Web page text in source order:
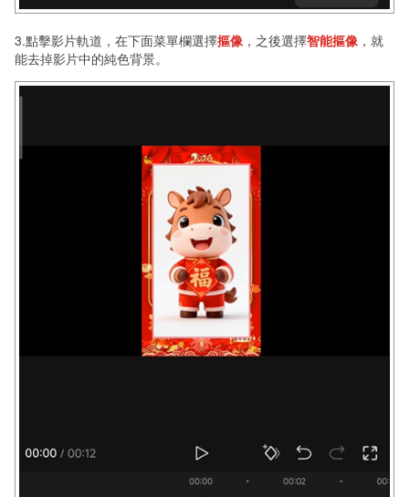
3.點擊影片軌道，在下面菜單欄選擇摳像，之後選擇智能摳像，就
能去掉影片中的純色背景。